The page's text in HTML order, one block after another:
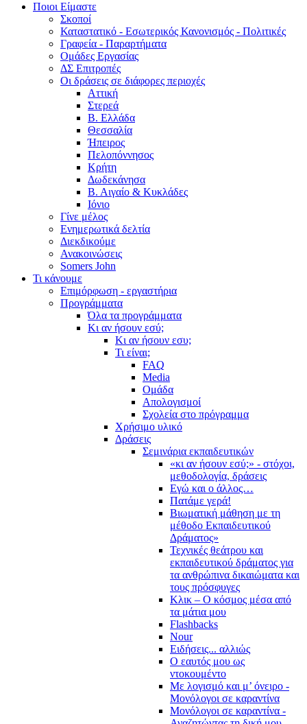
Ποιοι Είμαστε
Σκοποί
Καταστατικό - Εσωτερικός Κανονισμός - Πολιτικές
Γραφεία - Παραρτήματα
Ομάδες Εργασίας
ΔΣ Επιτροπές
Οι δράσεις σε διάφορες περιοχές
Αττική
Στερεά
Β. Ελλάδα
Θεσσαλία
Ήπειρος
Πελοπόννησος
Κρήτη
Δωδεκάνησα
Β. Αιγαίο & Κυκλάδες
Ιόνιο
Γίνε μέλος
Ενημερωτικά δελτία
Διεκδικούμε
Ανακοινώσεις
Somers John
Τι κάνουμε
Επιμόρφωση - εργαστήρια
Προγράμματα
Όλα τα προγράμματα
Κι αν ήσουν εσύ;
Κι αν ήσουν εσυ;
Τι είναι;
FAQ
Media
Ομάδα
Απολογισμοί
Σχολεία στο πρόγραμμα
Χρήσιμο υλικό
Δράσεις
Σεμινάρια εκπαιδευτικών
«κι αν ήσουν εσύ;» - στόχοι,
μεθοδολογία, δράσεις
Εγώ και ο άλλος…
Πατάμε γερά!
Βιωματική μάθηση με τη
μέθοδο Εκπαιδευτικού
Δράματος»
Τεχνικές θεάτρου και
εκπαιδευτικού δράματος για
τα ανθρώπινα δικαιώματα και
τους πρόσφυγες
Κλικ – Ο κόσμος μέσα από
τα μάτια μου
Flashbacks
Nour
Ειδήσεις... αλλιώς
Ο εαυτός μου ως
ντοκουμέντο
Με λογισμό και μ’ όνειρο -
Μονόλογοι σε καραντίνα
Μονόλογοι σε καραντίνα -